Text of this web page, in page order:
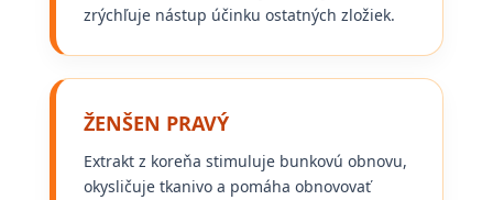
zrýchľuje nástup účinku ostatných zložiek.
ŽENŠEN PRAVÝ
Extrakt z koreňa stimuluje bunkovú obnovu,
okysličuje tkanivo a pomáha obnovovať